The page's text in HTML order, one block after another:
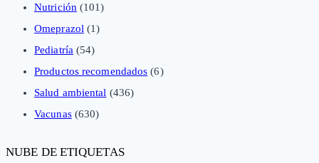
Nutrición (101)
Omeprazol (1)
Pediatría (54)
Productos recomendados (6)
Salud ambiental (436)
Vacunas(630)
NUBE DE ETIQUETAS